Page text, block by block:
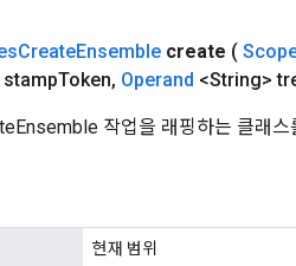
CreateEnsemble create (
Token, Operand <String>
작업을 래핑하는 클래스
현재 범위